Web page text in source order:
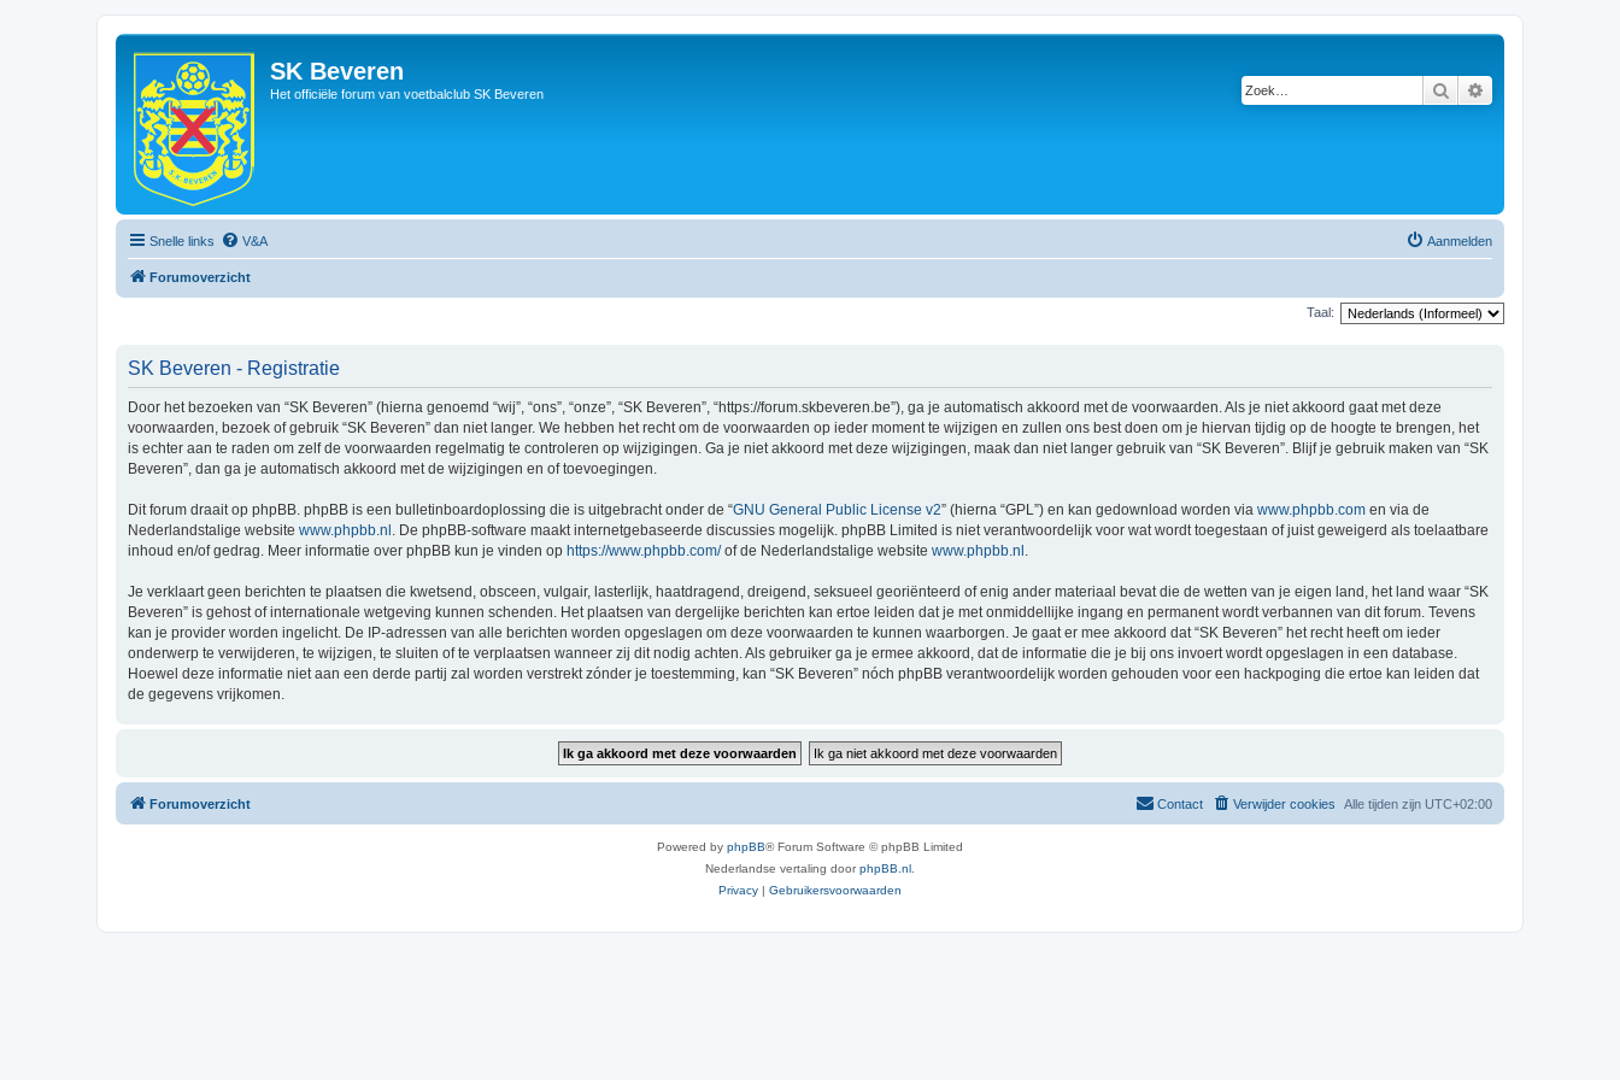
SK Beveren
Het officiële forum van voetbalclub SK Beveren Zoek
Snelle links V&A Aanmelden
Forumoverzicht
Taal:
SK Beveren - Registratie
Door het bezoeken van “SK Beveren” (hierna genoemd “wij”, “ons”, “onze”, “SK Beveren”, “https://forum.skbeveren.be”), ga je automatisch akkoord met de voorwaarden. Als je niet akkoord gaat met deze
voorwaarden, bezoek of gebruik “SK Beveren” dan niet langer. We hebben het recht om de voorwaarden op ieder moment te wijzigen en zullen ons best doen om je hiervan tijdig op de hoogte te brengen, het
is echter aan te raden om zelf de voorwaarden regelmatig te controleren op wijzigingen. Ga je niet akkoord met deze wijzigingen, maak dan niet langer gebruik van “SK Beveren”. Blijf je gebruik maken van “SK
Beveren”, dan ga je automatisch akkoord met de wijzigingen en of toevoegingen.
Dit forum draait op phpBB. phpBB is een bulletinboardoplossing die is uitgebracht onder de “GNU General Public License v2” (hierna “GPL”) en kan gedownload worden via www.phpbb.com en via de
Nederlandstalige website www.phpbb.nl . De phpBB-software maakt internetgebaseerde discussies mogelijk. phpBB Limited is niet verantwoordelijk voor wat wordt toegestaan of juist geweigerd als toelaatbare
inhoud en/of gedrag. Meer informatie over phpBB kun je vinden op https://www.phpbb.com/of de Nederlandstalige website www.phpbb.nl
Je verklaart geen berichten te plaatsen die kwetsend, obsceen, vulgair, lasterlijk, haatdragend, dreigend, seksueel georiënteerd of enig ander materiaal bevat die de wetten van je eigen land, het land waar “SK
Beveren” is gehost of internationale wetgeving kunnen schenden. Het plaatsen van dergelijke berichten kan ertoe leiden dat je met onmiddellijke ingang en permanent wordt verbannen van dit forum. Tevens
kan je provider worden ingelicht. De IP-adressen van alle berichten worden opgeslagen om deze voorwaarden te kunnen waarborgen. Je gaat er mee akkoord dat “SK Beveren” het recht heeft om ieder
onderwerp te verwijderen, te wijzigen, te sluiten of te verplaatsen wanneer zij dit nodig achten. Als gebruiker ga je ermee akkoord, dat de informatie die je bij ons invoert wordt opgeslagen in een database.
Hoewel deze informatie niet aan een derde partij zal worden verstrekt zónder je toestemming, kan “SK Beveren” nóch phpBB verantwoordelijk worden gehouden voor een hackpoging die ertoe kan leiden dat
de gegevens vrijkomen.
Forumoverzicht Alle tijden zijn UTC+02:00
Verwijder cookies
Contact
Powered by phpBB® Forum Software © phpBB Limited
Nederlandse vertaling doorphpBB.nl
Privacy | Gebruikersvoorwaarden